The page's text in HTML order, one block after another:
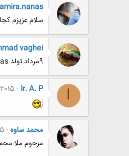
سلام عزیزم
vaghei
9مرداد تولد samira.nanas
I
Ir. A. P
محمد ساوه
مرحوم ملا